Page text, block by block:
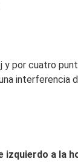
por cuatro
interferencia
a la